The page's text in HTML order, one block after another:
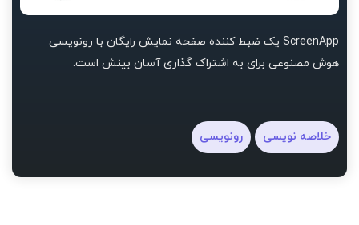
ScreenApp یک ضبط کننده صفحه نمایش رایگان با رونویسی
هوش مصنوعی برای به اشتراک گذاری آسان بینش است.
خلاصه نویسی رونویسی